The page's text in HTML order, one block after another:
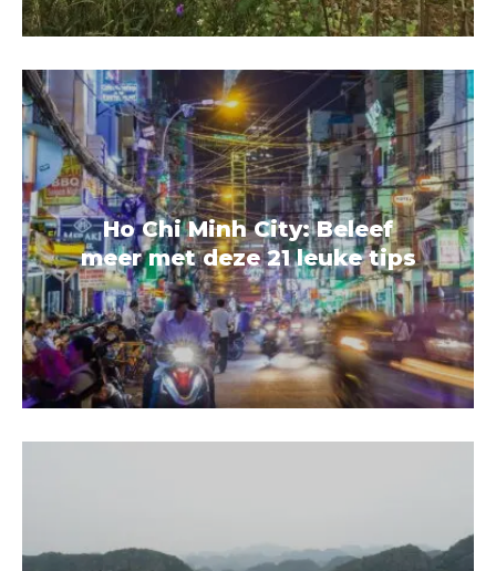
Ho Chi Minh City: Beleef
meer met deze 21 leuke tips